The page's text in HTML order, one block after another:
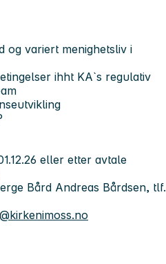
og variert menighetsliv i
ihht KA`s regulativ
eller etter avtale
Bård Andreas Bårdsen, tlf.